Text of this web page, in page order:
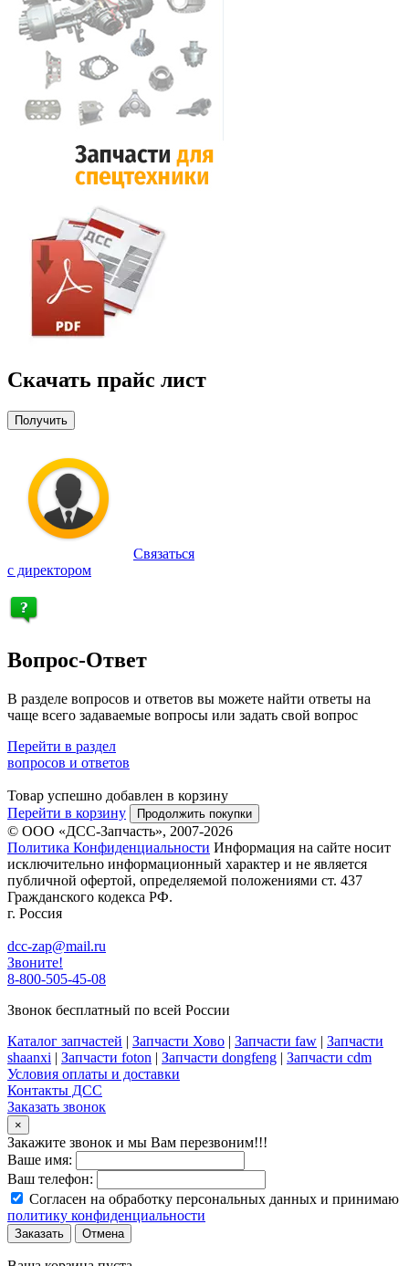
Скачать прайс лист
Получить
Связаться
с директором
Вопрос-Ответ
В разделе вопросов и ответов вы можете найти ответы на
чаще всего задаваемые вопросы или задать свой вопрос
Перейти в раздел
вопросов и ответов
Товар успешно добавлен в корзину
Перейти в корзину
Продолжить покупки
© ООО «ДСС-Запчасть», 2007-2026
Политика Конфиденциальности Информация на сайте носит
исключительно информационный характер и не является
публичной офертой, определяемой положениями ст. 437
Гражданского кодекса РФ.
г. Россия
dcc-zap@mail.ru
Звоните!
8-800-505-45-08
Звонок бесплатный по всей России
Каталог запчастей | Запчасти Хово | Запчасти faw | Запчасти
shaanxi | Запчасти foton | Запчасти dongfeng | Запчасти cdm
Условия оплаты и доставки
Контакты ДСС
Заказать звонок
×
Закажите звонок и мы Вам перезвоним!!!
Ваше имя:
Ваш телефон:
Согласен на обработку персональных данных и принимаю
политику конфиденциальности
Заказать Отмена